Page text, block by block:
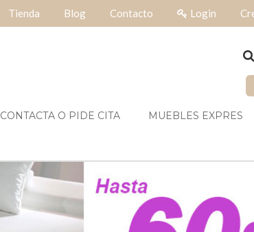
Tienda Blog Contacto Login
CONTACTA O PIDE CITA MUEBLES EXPRES